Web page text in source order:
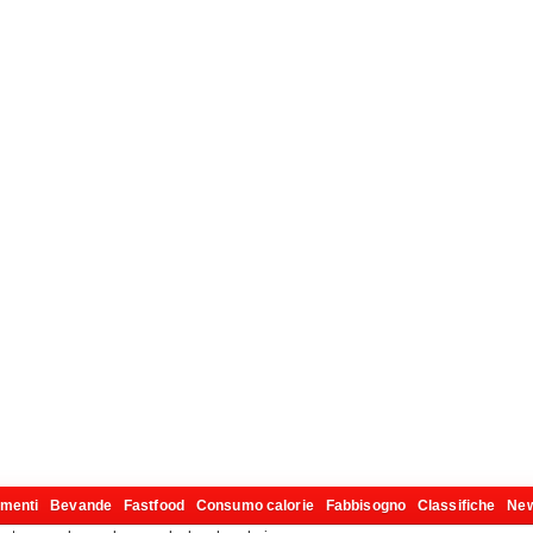
Bevande Fastfood Consumo calorie Fabbisogno Classifiche